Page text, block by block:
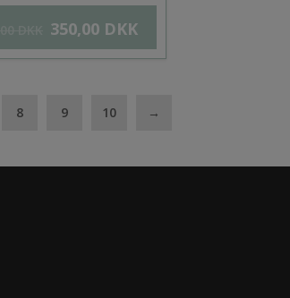
350,00 DKK
8 9 10 →